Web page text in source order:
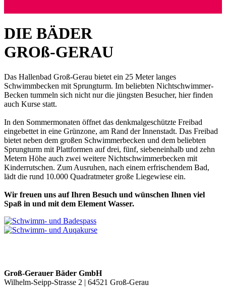
DIE BÄDER
GROß-GERAU
Das Hallenbad Groß-Gerau bietet ein 25 Meter langes
Schwimmbecken mit Sprungturm. Im beliebten Nichtschwimmer-
Becken tummeln sich nicht nur die jüngsten Besucher, hier finden
auch Kurse statt.
In den Sommermonaten öffnet das denkmalgeschützte Freibad
eingebettet in eine Grünzone, am Rand der Innenstadt. Das Freibad
bietet neben dem großen Schwimmerbecken und dem beliebten
Sprungturm mit Plattformen auf drei, fünf, siebeneinhalb und zehn
Metern Höhe auch zwei weitere Nichtschwimmerbecken mit
Kinderrutschen. Zum Ausruhen, nach einem erfrischendem Bad,
lädt die rund 10.000 Quadratmeter große Liegewiese ein.
Wir freuen uns auf Ihren Besuch und wünschen Ihnen viel
Spaß in und mit dem Element Wasser.
Groß-Gerauer Bäder GmbH
Wilhelm-Seipp-Strasse 2 | 64521 Groß-Gerau